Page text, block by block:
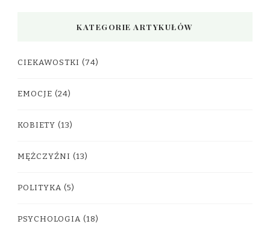
KATEGORIE ARTYKUŁÓW
CIEKAWOSTKI (74)
EMOCJE (24)
KOBIETY (13)
MĘŻCZYŹNI (13)
POLITYKA (5)
PSYCHOLOGIA (18)